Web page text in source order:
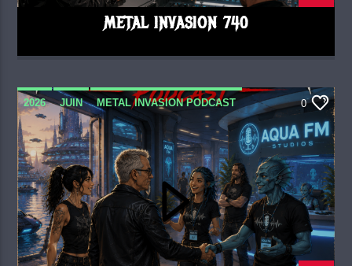
METAL INVASION 740
2026 JUIN METAL INVASION PODCAST 0